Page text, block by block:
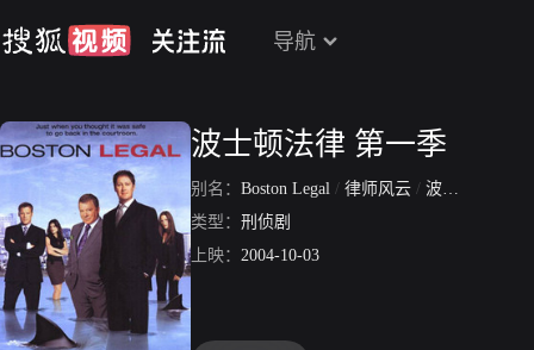
导航
波士顿法律 第一季
别名： Boston Legal / 律师风云 / 波士顿法律第1季
类型： 刑侦剧
上映： 2004-10-03